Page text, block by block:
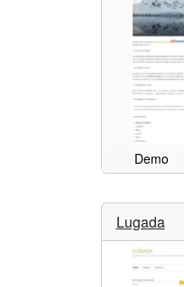
Demo
Lugada